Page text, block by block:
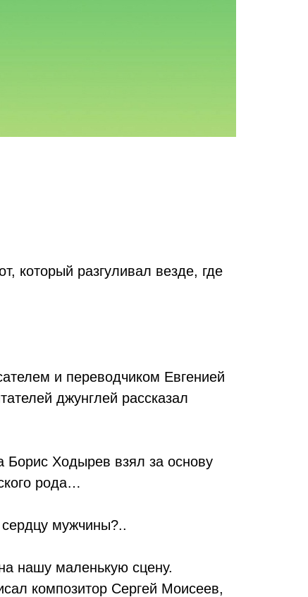
который разгуливал везде, где
и переводчиком Евгенией
джунглей рассказал
Борис Ходырев взял за основу
рода…
мужчины?..
нашу маленькую сцену.
композитор Сергей Моисеев,